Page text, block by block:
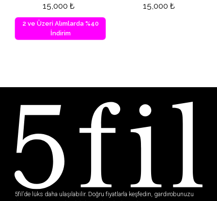
15,000 ₺
2 ve Üzeri Alımlarda %40
İndirim
15,000 ₺
5fil’de lüks daha ulaşılabilir. Doğru fiyatlarla keşfedin, gardırobunuzu